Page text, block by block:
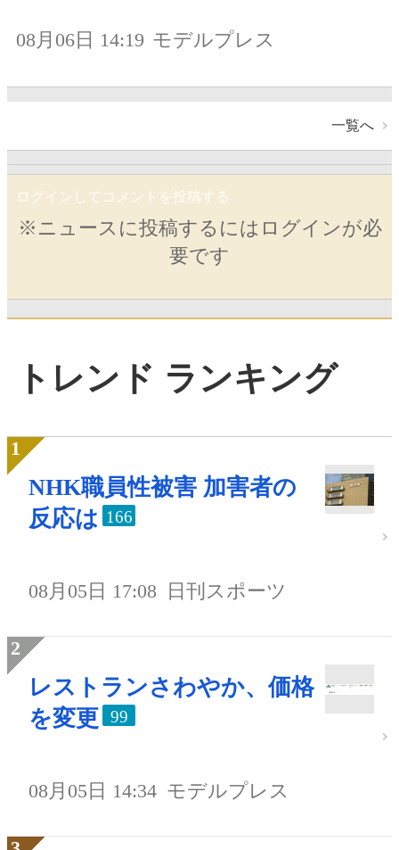
08月06日 14:19 モデルプレス
一覧へ
ログインしてコメントを投稿する
※ニュースに投稿するにはログインが必
要です
トレンド ランキング
NHK職員性被害 加害者の
反応は 166
08月05日 17:08 日刊スポーツ
レストランさわやか、価格
を変更
99
08月05日 14:34 モデルプレス